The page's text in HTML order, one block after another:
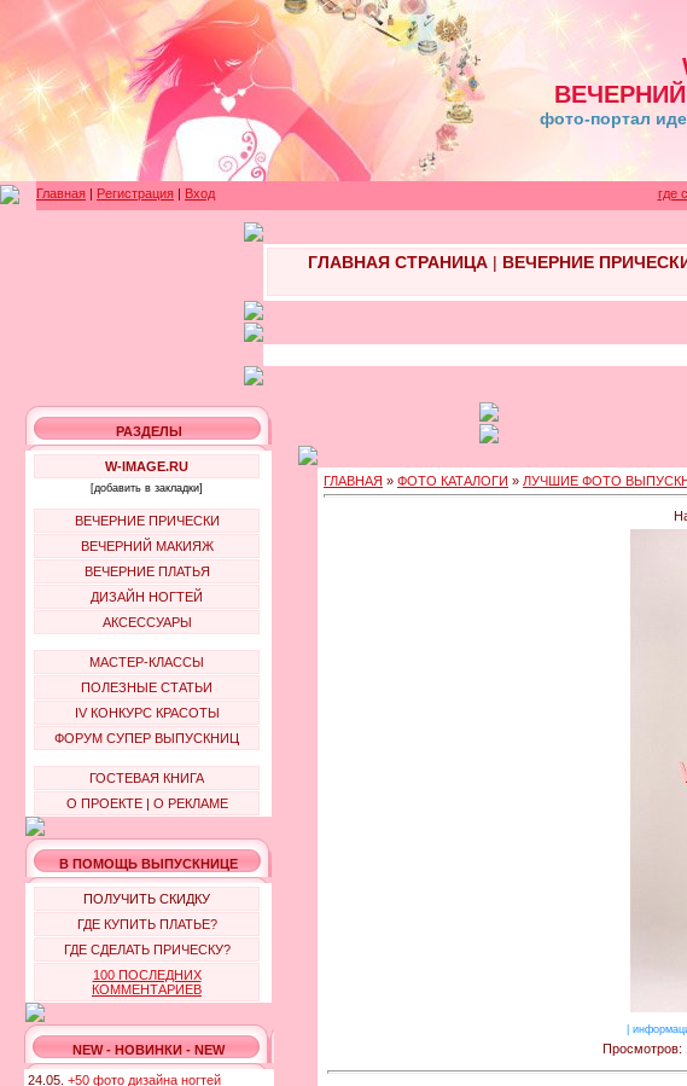
фото-портал
Главная | Регистрация | Вход где
ГЛАВНАЯ СТРАНИЦА| ВЕЧЕРНИЕ
РАЗДЕЛЫ
W-IMAGE.RU
[добавить в закладки]
ВЕЧЕРНИЕ ПРИЧЕСКИ
ВЕЧЕРНИЙ МАКИЯЖ
ВЕЧЕРНИЕ ПЛАТЬЯ
ДИЗАЙН НОГТЕЙ
АКСЕССУАРЫ
МАСТЕР-КЛАССЫ
ПОЛЕЗНЫЕ СТАТЬИ
IV КОНКУРС КРАСОТЫ
ФОРУМ СУПЕР ВЫПУСКНИЦ
ГОСТЕВАЯ КНИГА
О ПРОЕКТЕ| О РЕКЛАМЕ
В ПОМОЩЬ ВЫПУСКНИЦЕ
ПОЛУЧИТЬ СКИДКУ
ГДЕ КУПИТЬ ПЛАТЬЕ?
ГДЕ СДЕЛАТЬ ПРИЧЕСКУ?
100 ПОСЛЕДНИХ
КОММЕНТАРИЕВ
NEW - НОВИНКИ - NEW
24.05. +50 фото дизайна ногтей
ГЛАВНАЯ » ФОТО КАТАЛОГИ » ЛУЧШИЕ ФОТО
Просмотров: